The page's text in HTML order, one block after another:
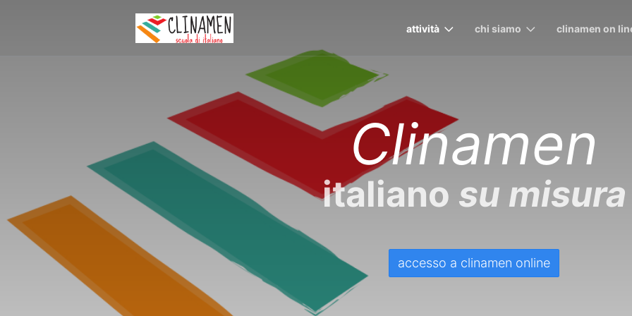
attività chi siamo clinamen on
Clinamen
italiano su misura
accesso a clinamen online